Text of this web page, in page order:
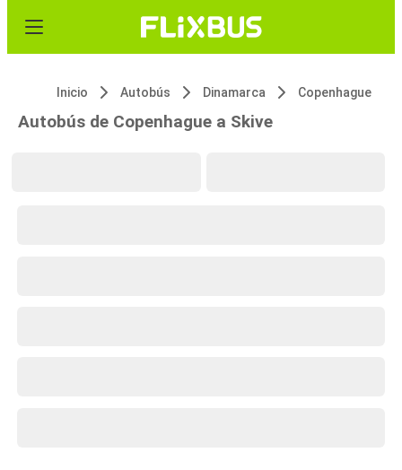
Inicio Autobús Dinamarca Copenhague
Autobús de Copenhague a Skive